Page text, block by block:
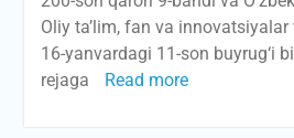
Oliy ta’lim, fan va
16-yanvardagi 11-son buyrug‘i
rejaga
Read more